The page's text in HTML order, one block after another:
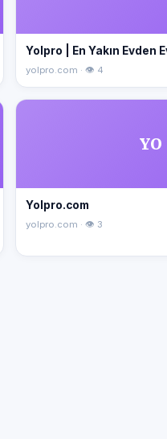
Yolpro | En Yakın Evden
yolpro.com · 👁 4
YO
Yolpro.com
yolpro.com · 👁 3